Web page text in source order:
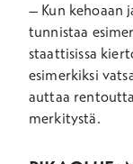
– Kun kehoaan
tunnistaa
staattisissa
esimerkiksi
auttaa
merkitystä.